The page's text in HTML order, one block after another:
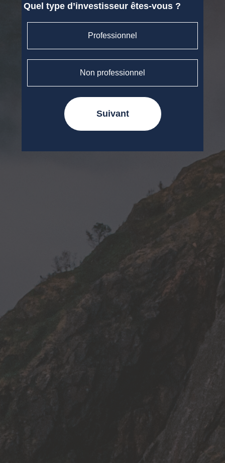
Quel type d’investisseur êtes-vous ?
Professionnel
Non professionnel
Suivant